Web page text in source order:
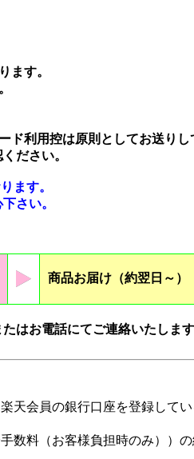
ます。
利用控は原則としてお送りし
ださい。
ます。
さい。
商品お届け（約翌日～）
はお電話にてご連絡いたします
天会員の銀行口座を登録してい
数料（お客様負担時のみ））